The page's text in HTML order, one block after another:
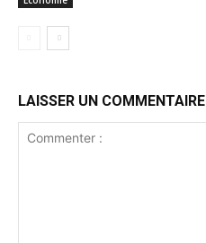
LAISSER UN COMMENTAIRE